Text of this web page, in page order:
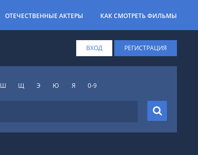
ОТЕЧЕСТВЕННЫЕ АКТЕРЫ КАК СМОТРЕТЬ ФИЛЬМЫ
ВХОД РЕГИСТРАЦИЯ
Ш Щ Э Ю Я 0-9